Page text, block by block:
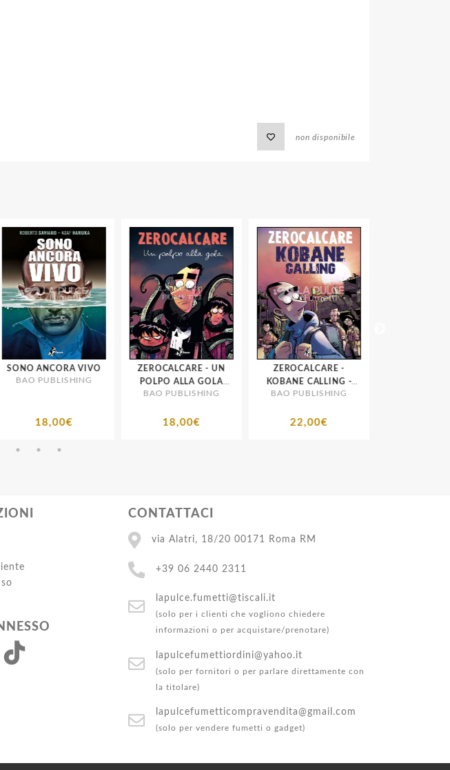
non disponibile
SONO ANCORA VIVO
BAO PUBLISHING
18,00€
ZEROCALCARE - UN
POLPO ALLA GOLA
DELUXE
BAO PUBLISHING
18,00€
ZEROCALCARE -
KOBANE CALLING -
OGGI
BAO PUBLISHING
22,00€
CONTATTACI
via Alatri, 18/20 00171 Roma RM
+39 06 2440 2311
lapulce.fumetti@tiscali.it
(solo per i clienti che vogliono chiedere
informazioni o per acquistare/prenotare)
lapulcefumettiordini@yahoo.it
(solo per fornitori o per parlare direttamente con
la titolare)
lapulcefumetticompravendita@gmail.com
(solo per vendere fumetti o gadget)